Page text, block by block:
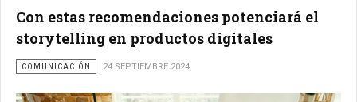
Con estas recomendaciones potenciará el
storytelling en productos digitales
COMUNICACIÓN 24 SEPTIEMBRE 2024